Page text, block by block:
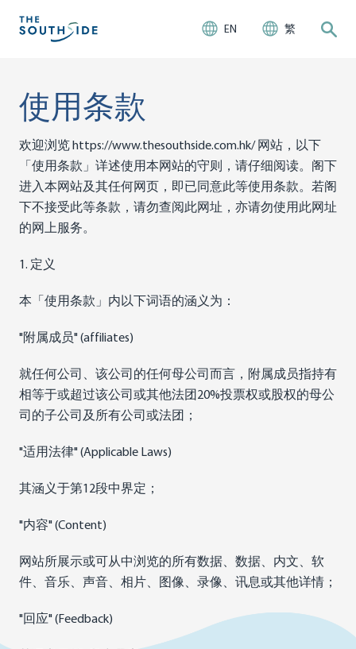
EN 繁
使用条款
欢迎浏览 https://www.thesouthside.com.hk/ 网站，以下
「使用条款」详述使用本网站的守则，请仔细阅读。阁下
进入本网站及其任何网页，即已同意此等使用条款。若阁
下不接受此等条款，请勿查阅此网址，亦请勿使用此网址
的网上服务。
1. 定义
本「使用条款」内以下词语的涵义为：
"附属成员" (affiliates)
就任何公司、该公司的任何母公司而言，附属成员指持有
相等于或超过该公司或其他法团20%投票权或股权的母公
司的子公司及所有公司或法团；
"适用法律" (Applicable Laws)
其涵义于第12段中界定；
"内容" (Content)
网站所展示或可从中浏览的所有数据、数据、内文、软
件、音乐、声音、相片、图像、录像、讯息或其他详情；
"回应" (Feedback)